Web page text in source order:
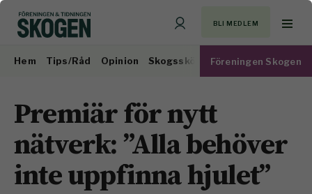
BLI MEDLEM
Hem Tips/Råd Opinion Skogsskötsel Virkesmarknad
Föreningen Skogen
Premiär för nytt
nätverk: ”Alla behöver
inte uppfinna hjulet”